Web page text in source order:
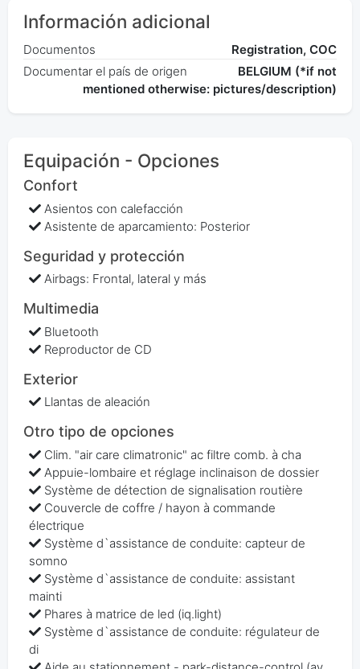
Información adicional
Documentos
Registration, COC
Documentar el país de origen
BELGIUM (*if not
mentioned otherwise: pictures/description)
Equipación - Opciones
Confort
Asientos con calefacción
Asistente de aparcamiento: Posterior
Seguridad y protección
Airbags: Frontal, lateral y más
Multimedia
Bluetooth
Reproductor de CD
Exterior
Llantas de aleación
Otro tipo de opciones
Clim. "air care climatronic" ac filtre comb. à cha
Appuie-lombaire et réglage inclinaison de dossier
Système de détection de signalisation routière
Couvercle de coffre / hayon à commande
électrique
Système d`assistance de conduite: capteur de
somno
Système d`assistance de conduite: assistant
mainti
Phares à matrice de led (iq.light)
Système d`assistance de conduite: régulateur de
di